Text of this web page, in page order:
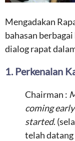
Mengadakan
bahasan
dialog rapat
1. Perkenalan
Chairman :
coming
started.
telah datang